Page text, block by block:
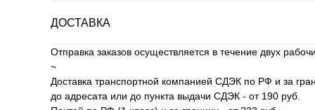
ДОСТАВКА
Отправка заказов осуществляется в течение двух
~
Доставка транспортной компанией СДЭК по РФ и за
до адресата или до пункта выдачи СДЭК - от 190 руб.